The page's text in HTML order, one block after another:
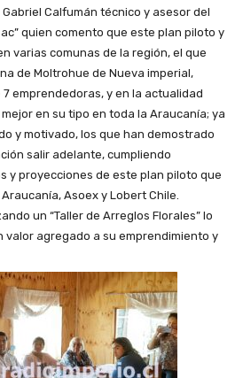
Calfumán técnico y asesor del
quien comento que este plan piloto y
varias comunas de la región, el que
de Moltrohue de Nueva imperial,
emprendedoras, y en la actualidad
en su tipo en toda la Araucanía; ya
y motivado, los que han demostrado
salir adelante, cumpliendo
y proyecciones de este plan piloto que
Asoex y Lobert Chile.
un “Taller de Arreglos Florales” lo
valor agregado a su emprendimiento y